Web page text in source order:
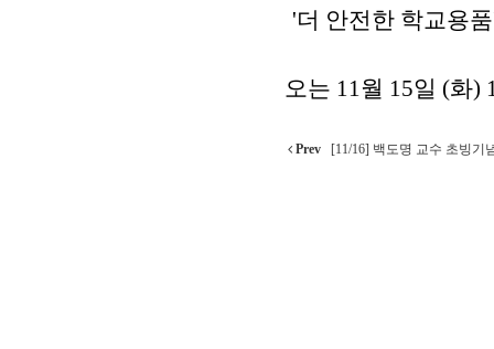
'더 안전한 학교용
오는 11월 15일 (화)
Prev [11/16] 백도명 교수 초빙기